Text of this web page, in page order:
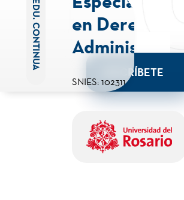
en Derecho
SNIES: 102311
INSCRÍBETE
EDU. CONTINUA